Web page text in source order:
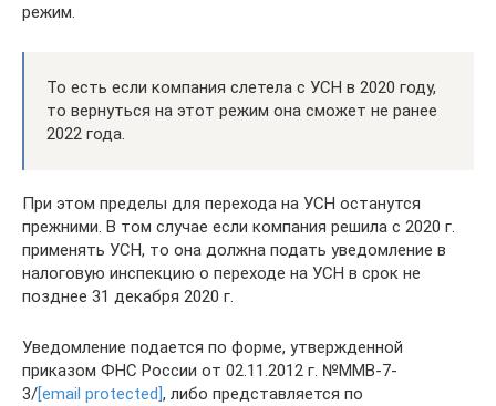
режим.
То есть если компания слетела с УСН в 2020 году,
то вернуться на этот режим она сможет не ранее
2022 года.
При этом пределы для перехода на УСН останутся
прежними. В том случае если компания решила с 2020 г.
применять УСН, то она должна подать уведомление в
налоговую инспекцию о переходе на УСН в срок не
позднее 31 декабря 2020 г.
Уведомление подается по форме, утвержденной
приказом ФНС России от 02.11.2012 г. №ММВ-7-
3/[email protected], либо представляется по